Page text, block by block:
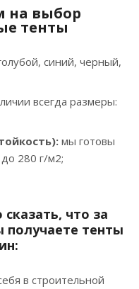
на выбор
тенты
синий, черный,
всегда размеры:
мы готовы
280 г/м2;
что за
тенты
в строительной